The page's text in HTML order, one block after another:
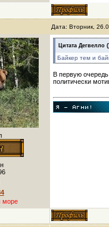
Дата: Вторник,
море
Цитата Дегвелло (
Байкер тем и
В первую
политически